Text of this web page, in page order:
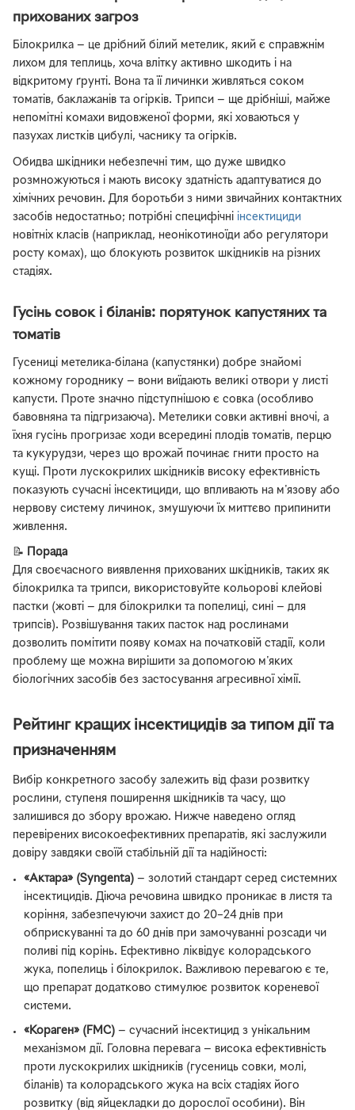
прихованих загроз
Білокрилка — це дрібний білий метелик, який є справжнім
лихом для теплиць, хоча влітку активно шкодить і на
відкритому ґрунті. Вона та її личинки живляться соком
томатів, баклажанів та огірків. Трипси — ще дрібніші, майже
непомітні комахи видовженої форми, які ховаються у
пазухах листків цибулі, часнику та огірків.
Обидва шкідники небезпечні тим, що дуже швидко
розмножуються і мають високу здатність адаптуватися до
хімічних речовин. Для боротьби з ними звичайних контактних
засобів недостатньо; потрібні специфічні інсектициди
новітніх класів (наприклад, неонікотиноїди або регулятори
росту комах), що блокують розвиток шкідників на різних
стадіях.
Гусінь совок і біланів: порятунок капустяних та
томатів
Гусениці метелика-білана (капустянки) добре знайомі
кожному городнику — вони виїдають великі отвори у листі
капусти. Проте значно підступнішою є совка (особливо
бавовняна та підгризаюча). Метелики совки активні вночі, а
їхня гусінь прогризає ходи всередині плодів томатів, перцю
та кукурудзи, через що врожай починає гнити просто на
кущі. Проти лускокрилих шкідників високу ефективність
показують сучасні інсектициди, що впливають на м'язову або
нервову систему личинок, змушуючи їх миттєво припинити
живлення.
📝
Порада
Для своєчасного виявлення прихованих шкідників, таких як
білокрилка та трипси, використовуйте кольорові клейові
пастки (жовті — для білокрилки та попелиці, сині — для
трипсів). Розвішування таких пасток над рослинами
дозволить помітити появу комах на початковій стадії, коли
проблему ще можна вирішити за допомогою м'яких
біологічних засобів без застосування агресивної хімії.
Рейтинг кращих інсектицидів за типом дії та
призначенням
Вибір конкретного засобу залежить від фази розвитку
рослини, ступеня поширення шкідників та часу, що
залишився до збору врожаю. Нижче наведено огляд
перевірених високоефективних препаратів, які заслужили
довіру завдяки своїй стабільній дії та надійності:
«Актара» (Syngenta) — золотий стандарт серед системних
інсектицидів. Діюча речовина швидко проникає в листя та
коріння, забезпечуючи захист до 20–24 днів при
обприскуванні та до 60 днів при замочуванні розсади чи
поливі під корінь. Ефективно ліквідує колорадського
жука, попелиць і білокрилок. Важливою перевагою є те,
що препарат додатково стимулює розвиток кореневої
системи.
«Кораген» (FMC) — сучасний інсектицид з унікальним
механізмом дії. Головна перевага — висока ефективність
проти лускокрилих шкідників (гусениць совки, молі,
біланів) та колорадського жука на всіх стадіях його
розвитку (від яйцекладки до дорослої особини). Він